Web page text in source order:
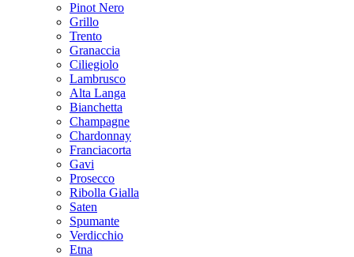
Pinot Nero
Grillo
Trento
Granaccia
Ciliegiolo
Lambrusco
Alta Langa
Bianchetta
Champagne
Chardonnay
Franciacorta
Gavi
Prosecco
Ribolla Gialla
Saten
Spumante
Verdicchio
Etna